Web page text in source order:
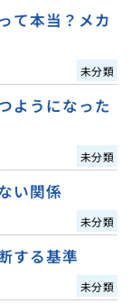
て本当？メカ
未分類
ようになった
未分類
い関係
未分類
する基準
未分類